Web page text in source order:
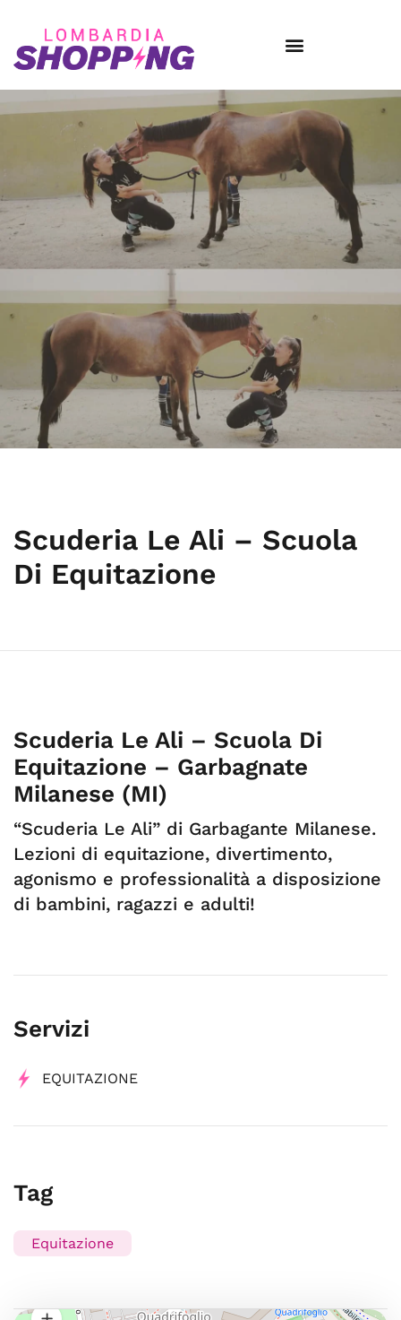
Scuderia Le Ali – Scuola
Di Equitazione
Scuderia Le Ali – Scuola Di
Equitazione – Garbagnate
Milanese (MI)
“Scuderia Le Ali” di Garbagante Milanese.
Lezioni di equitazione, divertimento,
agonismo e professionalità a disposizione
di bambini, ragazzi e adulti!
Servizi
EQUITAZIONE
Tag
Equitazione